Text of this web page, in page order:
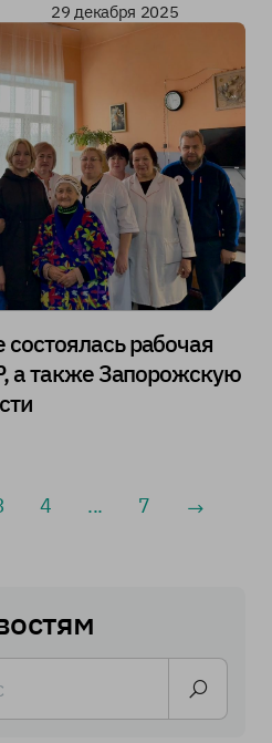
29 декабря 2025
рабочая
а также Запорожскую
4 ... 7